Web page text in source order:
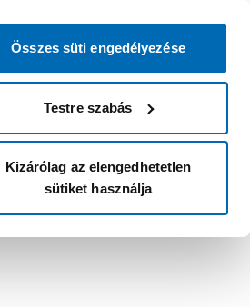
Összes süti engedélyezése
Testre szabás
Kizárólag az elengedhetetlen
sütiket használja